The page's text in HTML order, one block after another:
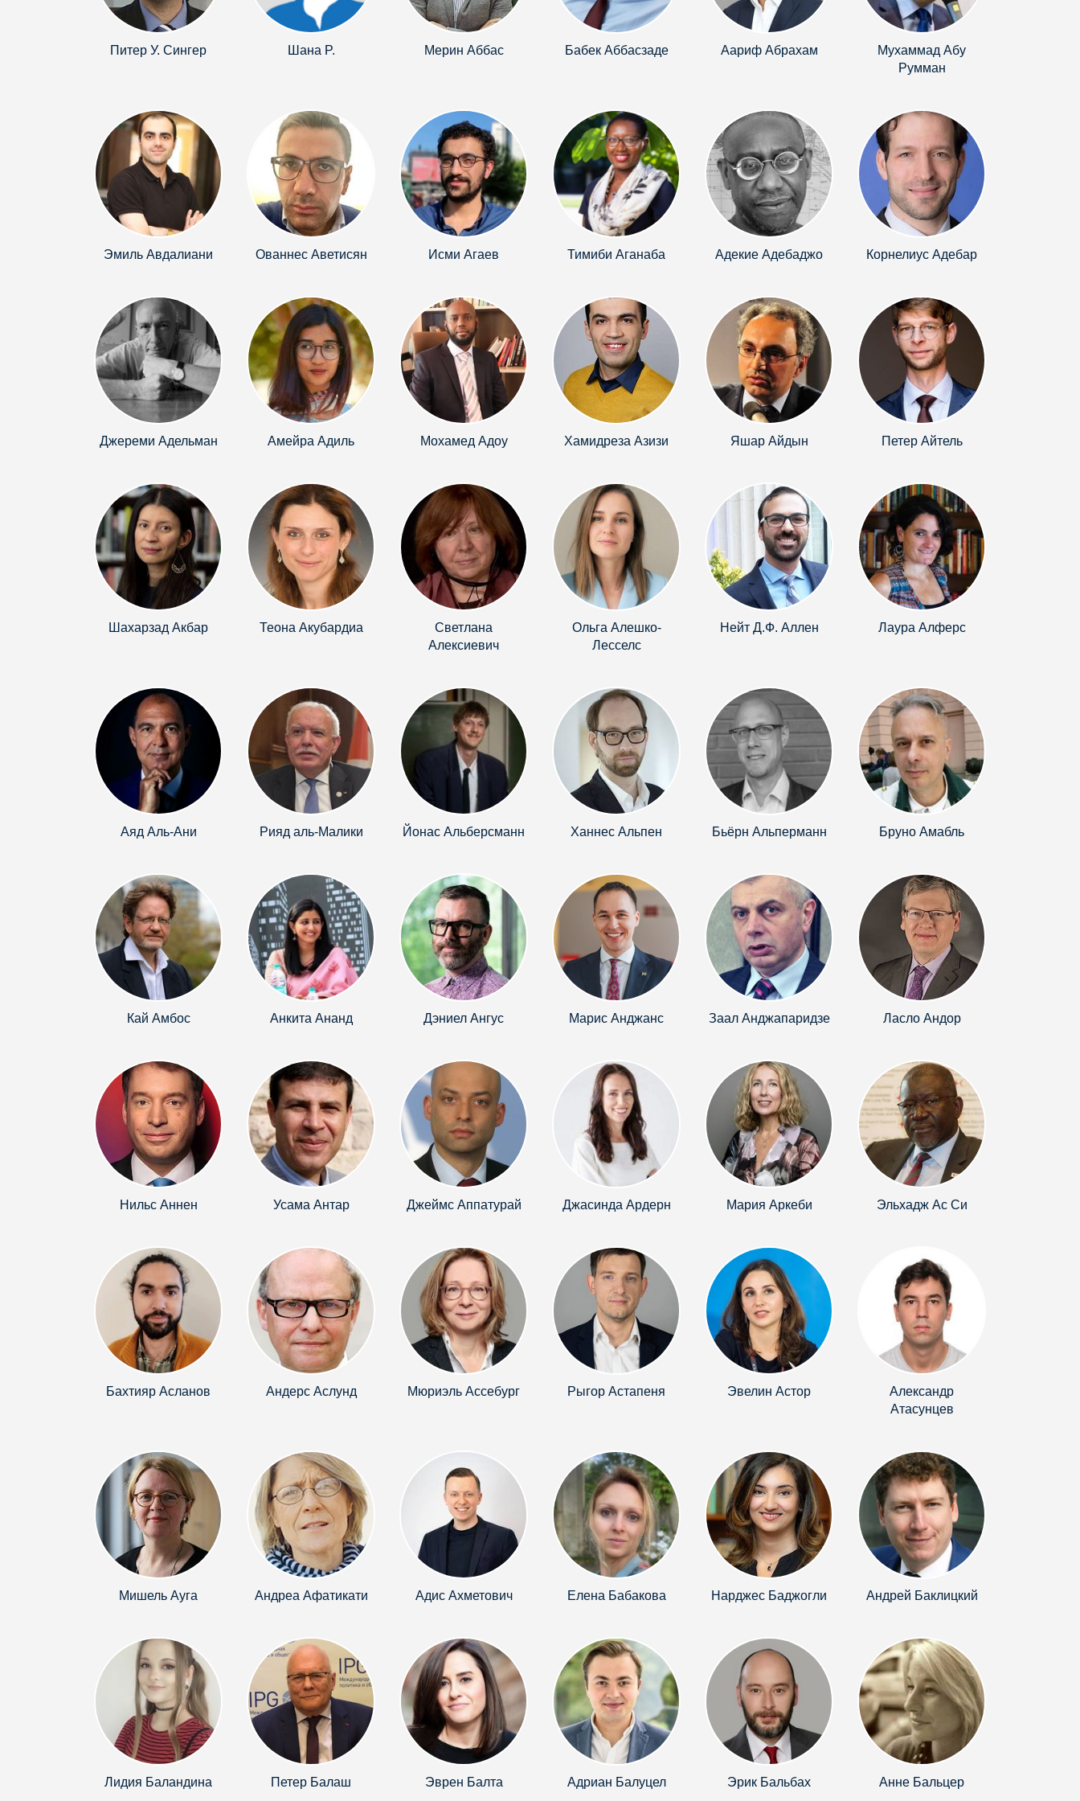
Питер У. Cингер Шана P. Мерин Аббас Бабек Аббасзаде Аариф Абрахам
Мухаммад Абу
Румман
Эмиль Авдалиани Ованнес Аветисян Исми Агаев Тимиби Аганаба Адекие Адебаджо Корнелиус Адебар
Джереми Адельман Амейра Адиль Мохамед Адоу Хамидреза Азизи Яшар Айдын Петер Айтель
Шахарзад Акбар Теона Акубардиа
Светлана
Алексиевич
Ольга Алешко-
Лесселс
Нейт Д.Ф. Аллен Лаура Алферс
Аяд Аль-Ани Рияд аль-Малики Йонас Альберсманн Ханнес Альпен Бьёрн Альперманн Бруно Амабль
Кай Амбос Анкита Ананд Дэниел Ангус Марис Анджанс Заал Анджапаридзе Ласло Андор
Нильс Аннен Усама Антар Джеймс Аппатурай Джасинда Ардерн Мария Аркеби Эльхадж Ас Си
Бахтияр Асланов Андерс Аслунд Мюриэль Ассебург Рыгор Астапеня Эвелин Астор
Александр
Атасунцев
Мишель Ауга Андреа Афатикати Адис Ахметович Елена Бабакова Нарджес Баджогли Андрей Баклицкий
Лидия Баландина Петер Балаш Эврен Балта Адриан Балуцел Эрик Бальбах Анне Бальцер